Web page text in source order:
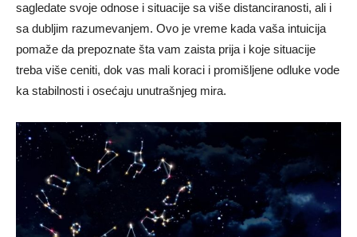
sagledate svoje odnose i situacije sa više distanciranosti, ali i
sa dubljim razumevanjem. Ovo je vreme kada vaša intuicija
pomaže da prepoznate šta vam zaista prija i koje situacije
treba više ceniti, dok vas mali koraci i promišljene odluke vode
ka stabilnosti i osećaju unutrašnjeg mira.